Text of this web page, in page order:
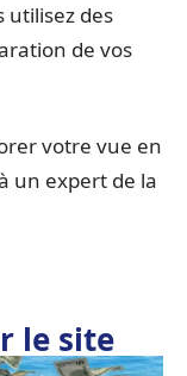
utilisez des
de vos
votre vue en
un expert de la
le site